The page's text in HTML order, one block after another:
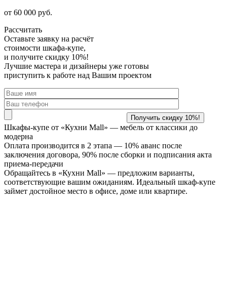
от 60 000 руб.
Рассчитать
Оставьте заявку на расчёт
стоимости шкафа-купе,
и получите скидку 10%!
Лучшие мастера и дизайнеры уже готовы
приступить к работе над Вашим проектом
Шкафы-купе от «Кухни Mall» — мебель от классики до
модерна
Оплата производится в 2 этапа — 10% аванс после
заключения договора, 90% после сборки и подписания акта
приема-передачи
Обращайтесь в «Кухни Mall» — предложим варианты,
соответствующие вашим ожиданиям. Идеальный шкаф-купе
займет достойное место в офисе, доме или квартире.